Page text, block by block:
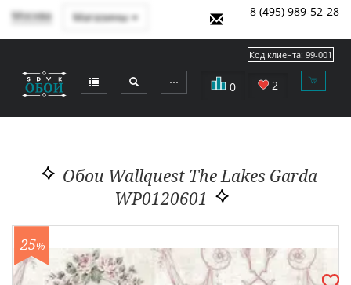
Москва Магазины 8 (495) 989-52-28
⋯ 0 2
Код клиента: 99-001
Обои Wallquest The Lakes Garda
WP0120601
-25%